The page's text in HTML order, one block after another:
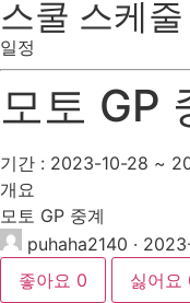
스쿨 스케줄
일정
모토 GP
기간 : 2023-10-28 ~
개요
모토 GP 중계
puhaha2140 ·
좋아요 0 싫어요